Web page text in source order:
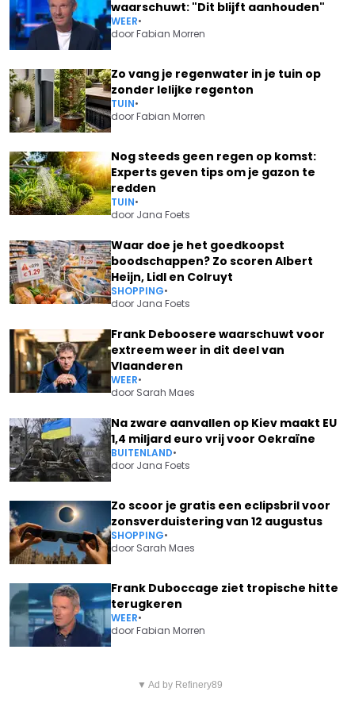
waarschuwt: "Dit blijft aanhouden"
WEER•
doorFabian Morren
Zo vang je regenwater in je tuin op
zonder lelijke regenton
TUIN•
doorFabian Morren
Nog steeds geen regen op komst:
Experts geven tips om je gazon te
redden
TUIN•
door Jana Foets
Waar doe je het goedkoopst
boodschappen? Zo scoren Albert
Heijn, Lidl en Colruyt
SHOPPING•
door Jana Foets
Frank Deboosere waarschuwt voor
extreem weer in dit deel van
Vlaanderen
WEER•
door Sarah Maes
Na zware aanvallen op Kiev maakt EU
1,4 miljard euro vrij voor Oekraïne
BUITENLAND•
door Jana Foets
Zo scoor je gratis een eclipsbril voor
zonsverduistering van 12 augustus
SHOPPING•
door Sarah Maes
Frank Duboccage ziet tropische hitte
terugkeren
WEER•
doorFabian Morren
DRAMA VOOR ACTEUR
▼ Ad by Refinery89